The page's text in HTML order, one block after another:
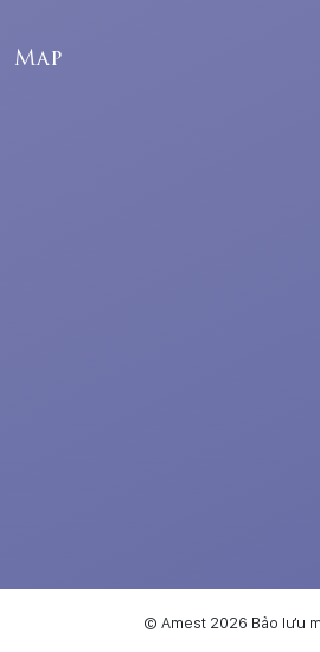
Map
© Amest 2026 Bảo lưu